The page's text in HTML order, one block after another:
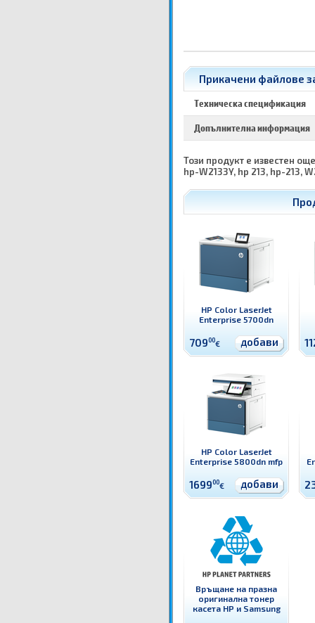
Прикачени файлове
Техническа спецификация
Допълнителна информация
Този продукт е известен още
hp-W2133Y, hp 213, hp-213,
HP Color LaserJet
Enterprise 5700dn
70900€ добави
HP Color LaserJet
Enterprise 5800dn mfp
169900€ добави
Връщане на празна
оригинална тонер
касета HP и Samsung